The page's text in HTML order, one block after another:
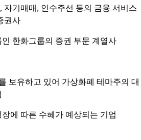
자기매매, 인수주선 등의 금융 서비스
권사
한화그룹의 증권 부문 계열사
보유하고 있어 가상화폐 테마주의 대
에 따른 수혜가 예상되는 기업